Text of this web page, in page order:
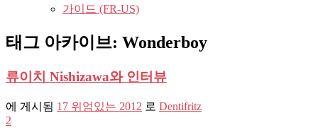
가이드 (FR-US)
태그 아카이브: Wonderboy
류이치 Nishizawa와 인터뷰
에 게시됨 17 위엄있는 2012 로 Dentifritz
2